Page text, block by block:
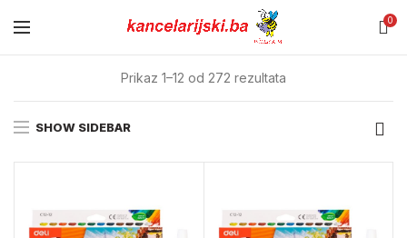
0
Prikaz 1–12 od 272 rezultata
SHOW SIDEBAR